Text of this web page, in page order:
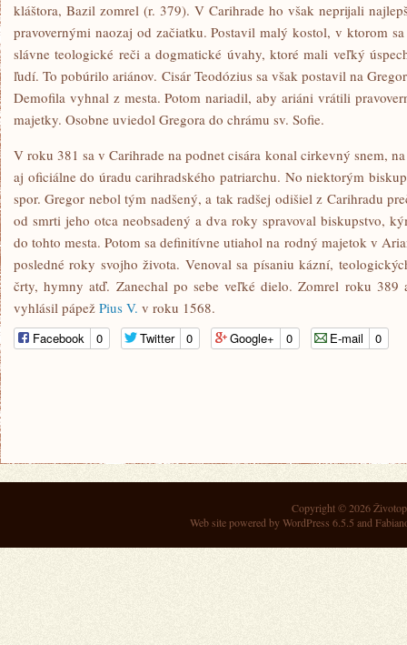
kláštora, Bazil zomrel (r. 379). V Carihrade ho však neprijali
pravovernými naozaj od začiatku. Postavil malý kostol, v ktorom
slávne teologické reči a dogmatické úvahy, ktoré mali veľký
ľudí. To pobúrilo ariánov. Cisár Teodózius sa však postavil na
Demofila vyhnal z mesta. Potom nariadil, aby ariáni vrátili
majetky. Osobne uviedol Gregora do chrámu sv. Sofie.
V roku 381 sa v Carihrade na podnet cisára konal cirkevný snem,
aj oficiálne do úradu carihradského patriarchu. No niektorým
spor. Gregor nebol tým nadšený, a tak radšej odišiel z Carihradu
od smrti jeho otca neobsadený a dva roky spravoval biskupstvo,
do tohto mesta. Potom sa definitívne utiahol na rodný majetok v
posledné roky svojho života. Venoval sa písaniu kázní,
črty, hymny atď. Zanechal po sebe veľké dielo. Zomrel roku
vyhlásil pápež Pius V. v roku 1568.
Facebook 0 Twitter 0 Google+ 0 E-mail 0
Copyright © 2026
Web site powered byWordPress 6.5.5 and